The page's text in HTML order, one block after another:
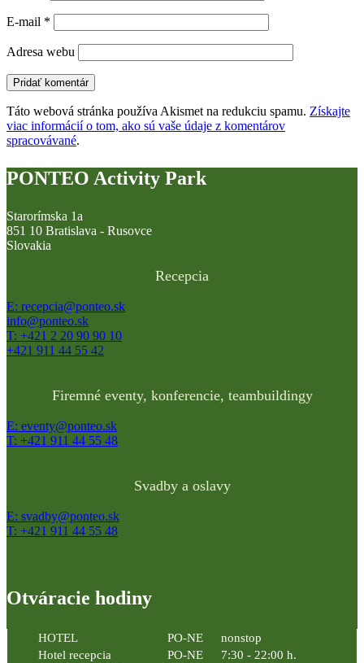
E-mail *
Adresa webu
Táto webová stránka používa Akismet na redukciu spamu. Získajte
viac informácií o tom, ako sú vaše údaje z komentárov
spracovávané.
PONTEO Activity Park
Starorímska 1a
851 10 Bratislava - Rusovce
Slovakia
Recepcia
E: recepcia@ponteo.sk
info@ponteo.sk
T: +421 2 20 90 90 10
+421 911 44 55 42
Firemné eventy, konferencie, teambuildingy
E: eventy@ponteo.sk
T: +421 911 44 55 48
Svadby a oslavy
E: svadby@ponteo.sk
T: +421 911 44 55 48
Otváracie hodiny
HOTEL PO-NE
nonstop
Hotel recepcia
PO-NE
7:30 - 22:00 h.